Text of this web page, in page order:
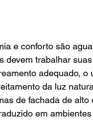
e conforto são
devem trabalhar
adequado, o
da luz
de fachada de
em